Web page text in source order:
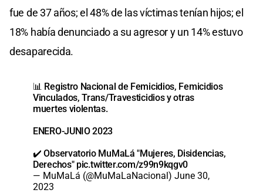
fue de 37 años; el 48% de las víctimas tenían hijos; el
18% había denunciado a su agresor y un 14% estuvo
desaparecida.
📊 Registro Nacional de Femicidios, Femicidios
Vinculados, Trans/Travesticidios y otras
muertes violentas.
ENERO-JUNIO 2023
✔️ Observatorio MuMaLá "Mujeres, Disidencias,
Derechos" pic.twitter.com/z99n9kqgv0
— MuMaLá (@MuMaLaNacional) June 30,
2023